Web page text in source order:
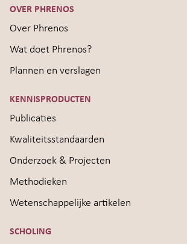
OVER PHRENOS
Over Phrenos
Wat doet Phrenos?
Plannen en verslagen
KENNISPRODUCTEN
Publicaties
Kwaliteitsstandaarden
Onderzoek & Projecten
Methodieken
Wetenschappelijke artikelen
SCHOLING